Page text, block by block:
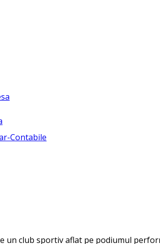
Contabile
un club sportiv aflat pe podiumul